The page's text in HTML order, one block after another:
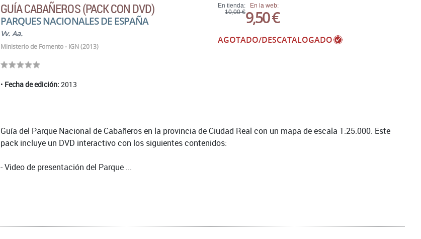
GUÍA CABAÑEROS (PACK CON DVD)
PARQUES NACIONALES DE ESPAÑA
Vv. Aa.
Ministerio de Fomento - IGN (2013)
Fecha de edición: 2013
En tienda:
10,00 €
En la web:
9,50 €
AGOTADO/DESCATALOGADO
Guía del Parque Nacional de Cabañeros en la provincia de Ciudad Real con un mapa de escala 1:25.000. Este
pack incluye un DVD interactivo con los siguientes contenidos:
- Video de presentación del Parque ...